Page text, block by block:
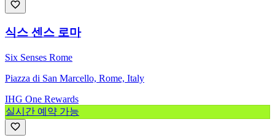
식스 센스 로마
Six Senses Rome
Piazza di San Marcello, Rome, Italy
IHG One Rewards
실시간 예약 가능